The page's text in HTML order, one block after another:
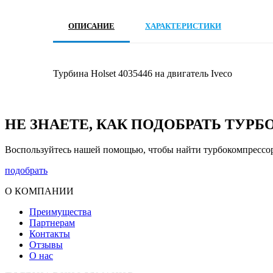
ОПИСАНИЕ ХАРАКТЕРИСТИКИ
Турбина Holset 4035446 на двигатель Iveco
НЕ ЗНАЕТЕ, КАК ПОДОБРАТЬ
Воспользуйтесь нашей помощью, чтобы найти
подобрать
О КОМПАНИИ
Преимущества
Партнерам
Контакты
Отзывы
О нас